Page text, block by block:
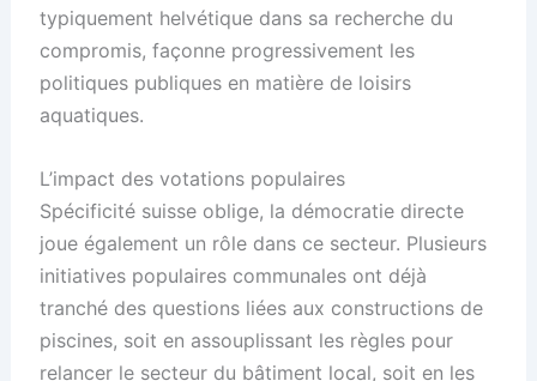
typiquement helvétique dans sa recherche du
compromis, façonne progressivement les
politiques publiques en matière de loisirs
aquatiques.
L’impact des votations populaires
Spécificité suisse oblige, la démocratie directe
joue également un rôle dans ce secteur. Plusieurs
initiatives populaires communales ont déjà
tranché des questions liées aux constructions de
piscines, soit en assouplissant les règles pour
relancer le secteur du bâtiment local, soit en les